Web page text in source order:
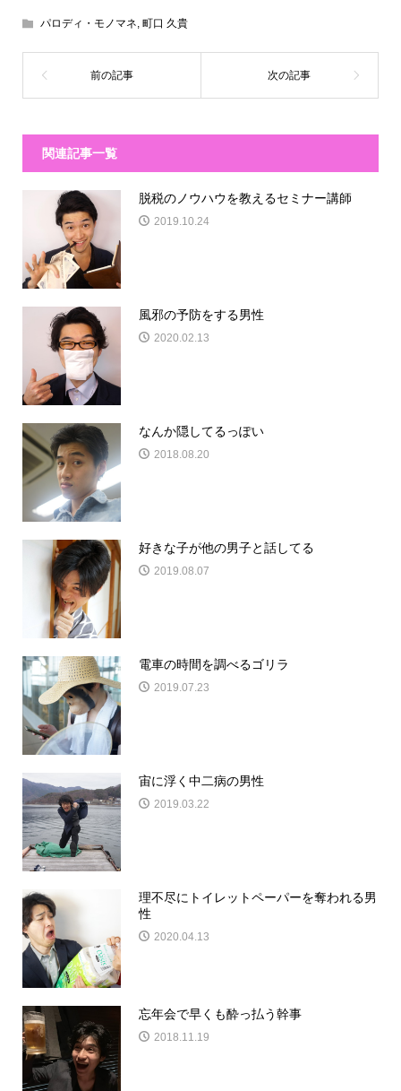
パロディ・モノマネ, 町口 久貴
関連記事一覧
脱税のノウハウを教えるセミナー講師
2019.10.24
風邪の予防をする男性
2020.02.13
なんか隠してるっぽい
2018.08.20
好きな子が他の男子と話してる
2019.08.07
電車の時間を調べるゴリラ
2019.07.23
宙に浮く中二病の男性
2019.03.22
理不尽にトイレットペーパーを奪われる男
性
2020.04.13
忘年会で早くも酔っ払う幹事
2018.11.19